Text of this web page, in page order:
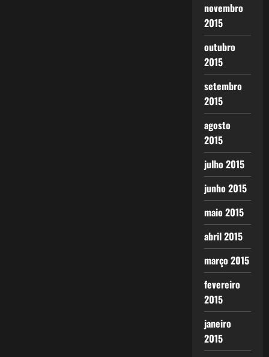
novembro
2015
outubro
2015
setembro
2015
agosto
2015
julho 2015
junho 2015
maio 2015
abril 2015
março 2015
fevereiro
2015
janeiro
2015